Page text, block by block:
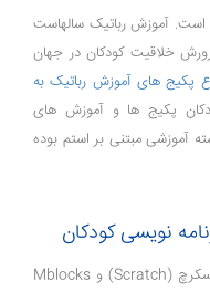
است. آموزش رباتیک سالهاست
خلاقیت کودکان در جهان
پکیج های آموزش رباتیک به
پکیج ها و آموزش های
آموزشی مبتنی بر استم بوده
نویسی کودکان
برنامه نویسی با ایجاد نرم افزار هایی مانند اسکرچ (Scratch) و Mblocks